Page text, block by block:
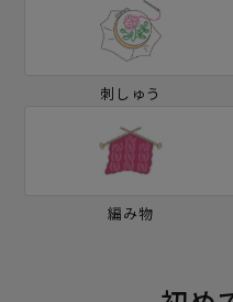
刺しゅう
編み物